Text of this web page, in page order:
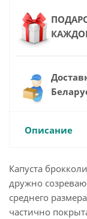
Описание
Капуста
дружно
среднего
частично